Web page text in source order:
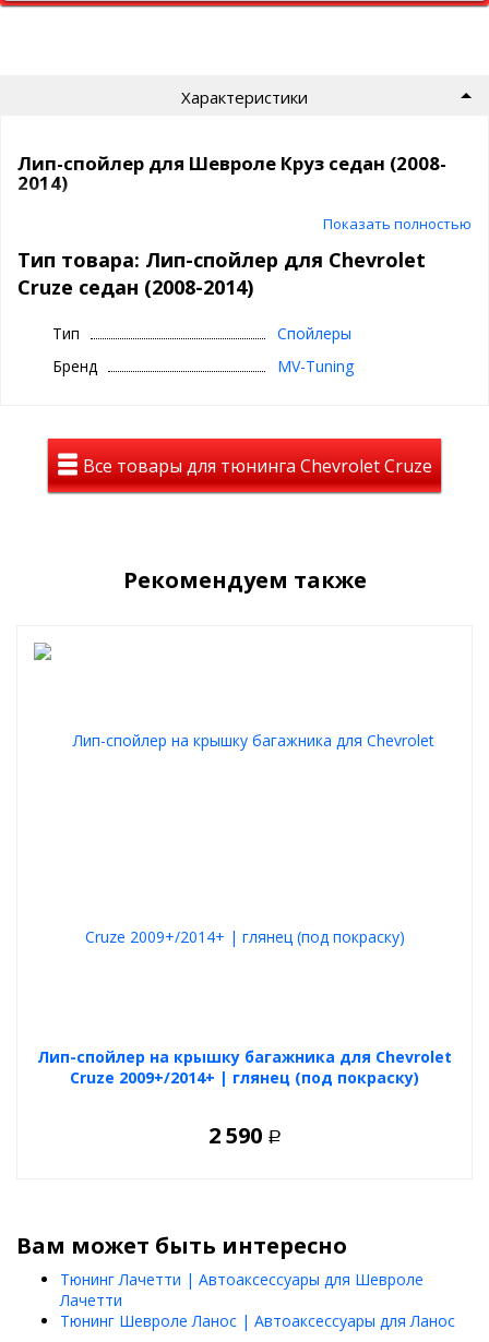
Характеристики
Лип-спойлер для Шевроле Круз седан (2008-
2014)
Chevrolet Cruze седан (2008-2014)
Комплектность:
Спойлер на крышку багажника - 1 шт. (
Габариты:
Вес (граммы):850 гр.
Время установки:
Показать полностью
Тип товара: Лип-спойлер для Chevrolet
Cruze седан (2008-2014)
Тип
Спойлеры
Бренд
MV-Tuning
Все товары для тюнинга Chevrolet Cruze
Рекомендуем также
Лип-спойлер на крышку багажника для Chevrolet
Cruze 2009+/2014+ | глянец (под покраску)
2 590 Р
Вам может быть интересно
Тюнинг Лачетти | Автоаксессуары для Шевроле
Лачетти
Тюнинг Шевроле Ланос | Автоаксессуары для Ланос